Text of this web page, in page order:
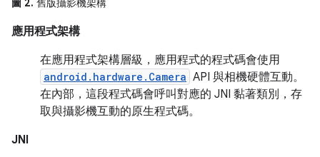
應用程式架構
在應用程式架構層級，應用程式的程式碼會使用
android.hardware.Camera API 與相機硬體互動。
在內部，這段程式碼會呼叫對應的 JNI 黏著類別，存
取與攝影機互動的原生程式碼。
JNI